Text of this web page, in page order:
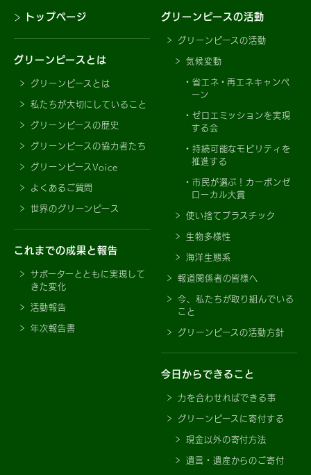
トップページ
グリーンピースとは
グリーンピースとは
私たちが大切にしていること
グリーンピースの歴史
グリーンピースの協力者たち
グリーンピースVoice
よくあるご質問
世界のグリーンピース
これまでの成果と報告
サポーターとともに実現して
きた変化
活動報告
年次報告書
グリーンピースの活動
グリーンピースの活動
気候変動
省エネ・再エネキャンペ
ーン
ゼロエミッションを実現
する会
持続可能なモビリティを
推進する
市民が選ぶ！カーボンゼ
ローカル大賞
使い捨てプラスチック
生物多様性
海洋生態系
報道関係者の皆様へ
今、私たちが取り組んでいる
こと
グリーンピースの活動方針
今日からできること
力を合わせればできる事
グリーンピースに寄付する
現金以外の寄付方法
遺言・遺産からのご寄付